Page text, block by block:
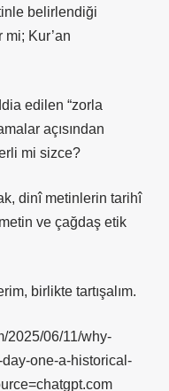
belirlendiği
Kur’an
edilen “zorla
açısından
mi sizce?
dinî metinlerin tarihî
metin ve çağdaş etik
birlikte tartışalım.
2025/06/11/why-
one-a-historical-